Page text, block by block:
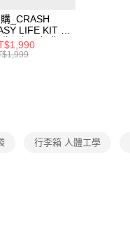
_CRASH
LIFE KIT 旅
納組 - 經典黑
行李箱 人體工學